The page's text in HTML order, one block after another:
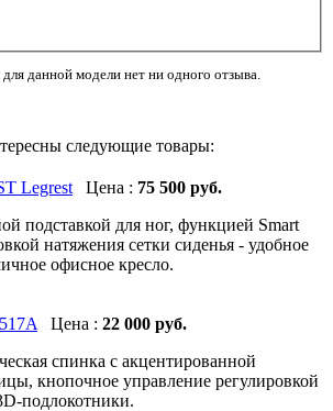
данной модели нет ни одного отзыва.
следующие товары:
Legrest Цена : 75 500 руб.
подставкой для ног, функцией Smart
натяжения сетки сиденья - удобное
офисное кресло.
Цена : 22 000 руб.
спинка с акцентированной
кнопочное управление регулировкой
подлокотники.